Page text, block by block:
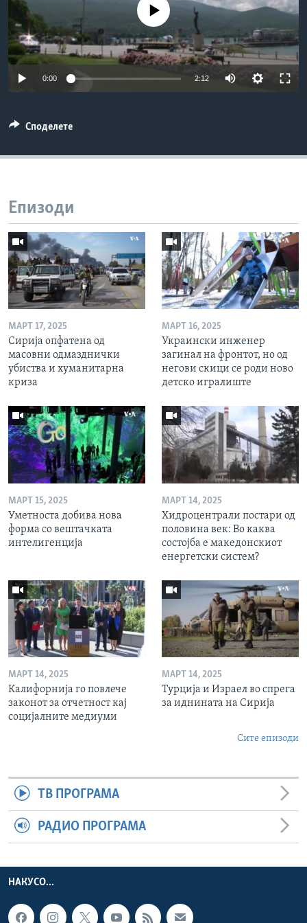
ИНТЕРВЈУА
Јазици
No media source currently available
0:00 2:12
Споделете
Епизоди
МАРТ 17, 2025
Сирија опфатена од
масовни одмазднички
убиства и хуманитарна
криза
МАРТ 16, 2025
Украински инженер
загинал на фронтот, но од
негови скици се роди ново
детско игралиште
МАРТ 15, 2025
Уметноста добива нова
форма со вештачката
интелигенција
МАРТ 14, 2025
Хидроцентрали постари од
половина век: Во каква
состојба е македонскиот
енергетски систем?
МАРТ 14, 2025
Калифорнија го повлече
законот за отчетност кај
социјалните медиуми
МАРТ 14, 2025
Турција и Израел во спрега
за иднината на Сирија
Сите епизоди
ТВ ПРОГРАМА
РАДИО ПРОГРАМА
НАКУСО...